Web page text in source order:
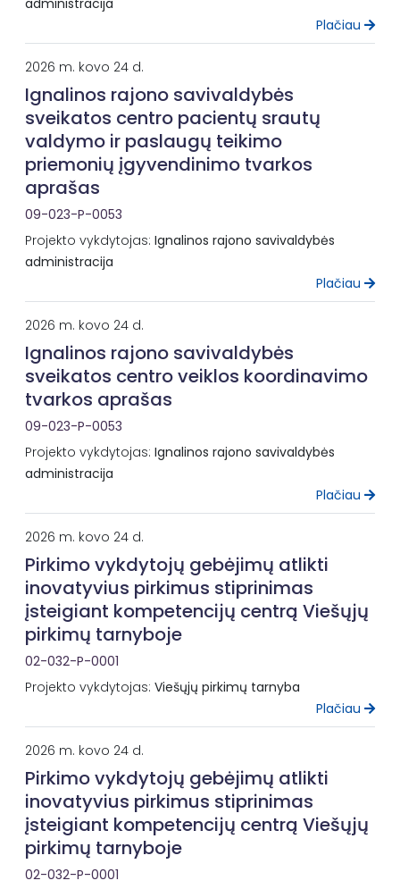
Plačiau
2026 m. kovo 24 d.
Ignalinos rajono savivaldybės
sveikatos centro pacientų srautų
valdymo ir paslaugų teikimo
priemonių įgyvendinimo tvarkos
aprašas
09-023-P-0053
Projekto vykdytojas: Ignalinos rajono savivaldybės
administracija
Plačiau
2026 m. kovo 24 d.
Ignalinos rajono savivaldybės
sveikatos centro veiklos koordinavimo
tvarkos aprašas
09-023-P-0053
Projekto vykdytojas: Ignalinos rajono savivaldybės
administracija
Plačiau
2026 m. kovo 24 d.
Pirkimo vykdytojų gebėjimų atlikti
inovatyvius pirkimus stiprinimas
įsteigiant kompetencijų centrą Viešųjų
pirkimų tarnyboje
02-032-P-0001
Projekto vykdytojas: Viešųjų pirkimų tarnyba
Plačiau
2026 m. kovo 24 d.
Pirkimo vykdytojų gebėjimų atlikti
inovatyvius pirkimus stiprinimas
įsteigiant kompetencijų centrą Viešųjų
pirkimų tarnyboje
02-032-P-0001